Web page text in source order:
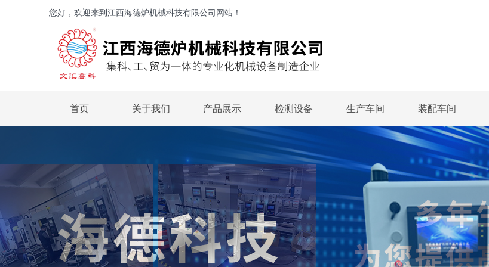
您好，欢迎来到江西海德炉机械科技有限公司网站！
首页 关于我们 产品展示 检测设备 生产车间 装配车间